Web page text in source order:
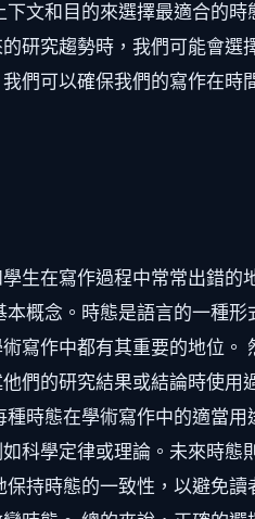
文和目的來選擇最適合的
研究趨勢時，我們可能會
們可以確保我們的寫作在
生在寫作過程中常常出錯
概念。時態是語言的一種
寫作中都有其重要的地位
們的研究結果或結論時使
時態在學術寫作中的適當
科學定律或理論。未來時
持時態的一致性，以避免